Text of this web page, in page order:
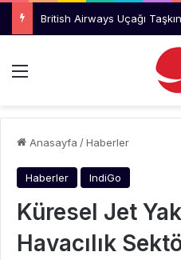
Menü
Anasayfa /Haberler
Haberler IndiGo
Küresel Jet
Havacılık